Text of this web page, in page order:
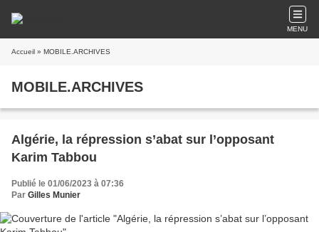
MENU
Accueil » MOBILE.ARCHIVES
MOBILE.ARCHIVES
Algérie, la répression s’abat sur l’opposant
Karim Tabbou
Publié le 01/06/2023 à 07:36
Par Gilles Munier